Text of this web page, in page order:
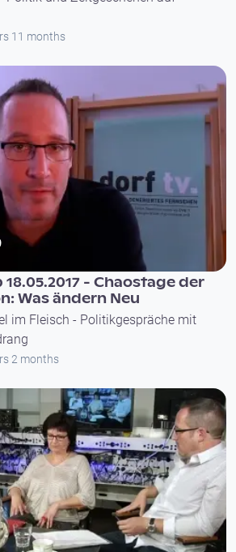
11 months
18.05.2017 - Chaostage der
Was ändern Neu
im Fleisch - Politikgespräche mit
2 months